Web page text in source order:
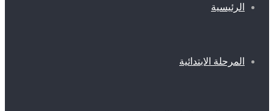
الرئيسية
المرحلة الابتدائية